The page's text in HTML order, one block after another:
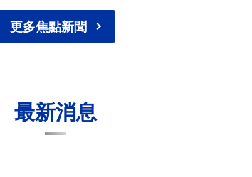
新競賽，在56隊中得到第五名，獎
金25000美金
更多焦點新聞
最新消息